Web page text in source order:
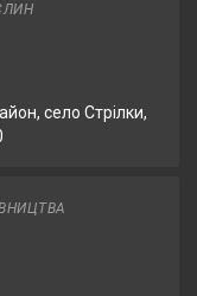
село Стрілки,